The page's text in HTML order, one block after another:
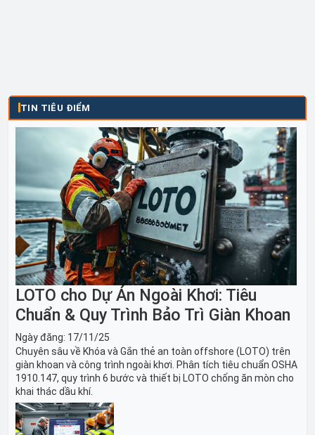
TIN TIÊU ĐIỂM
LOTO cho Dự Án Ngoài Khơi: Tiêu
Chuẩn & Quy Trình Bảo Trì Giàn Khoan
Ngày đăng: 17/11/25
Chuyên sâu về Khóa và Gắn thẻ an toàn offshore (LOTO) trên
giàn khoan và công trình ngoài khơi. Phân tích tiêu chuẩn OSHA
1910.147, quy trình 6 bước và thiết bị LOTO chống ăn mòn cho
khai thác dầu khí.